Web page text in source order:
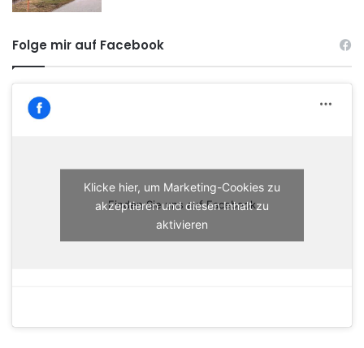
Folge mir auf Facebook
Finden Sie uns auf Facebook
Klicke hier, um Marketing-Cookies zu
akzeptieren und diesen Inhalt zu
aktivieren